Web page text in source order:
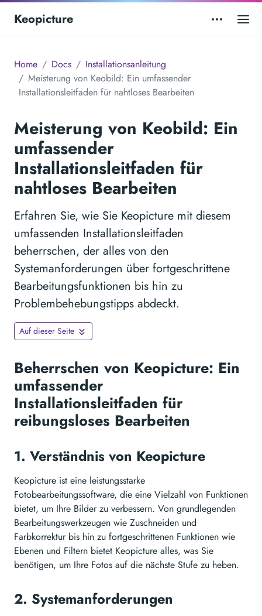
Keopicture
Home Docs
Installationsanleitung
Meisterung von Keobild: Ein umfassender
Installationsleitfaden für nahtloses Bearbeiten
Meisterung von Keobild: Ein
umfassender
Installationsleitfaden für
nahtloses Bearbeiten
Erfahren Sie, wie Sie Keopicture mit diesem
umfassenden Installationsleitfaden
beherrschen, der alles von den
Systemanforderungen über fortgeschrittene
Bearbeitungsfunktionen bis hin zu
Problembehebungstipps abdeckt.
Auf dieser Seite
Beherrschen von Keopicture: Ein
umfassender
Installationsleitfaden für
reibungsloses Bearbeiten
1. Verständnis von Keopicture
Keopicture ist eine leistungsstarke
Fotobearbeitungssoftware, die eine Vielzahl von Funktionen
bietet, um Ihre Bilder zu verbessern. Von grundlegenden
Bearbeitungswerkzeugen wie Zuschneiden und
Farbkorrektur bis hin zu fortgeschrittenen Funktionen wie
Ebenen und Filtern bietet Keopicture alles, was Sie
benötigen, um Ihre Fotos auf die nächste Stufe zu heben.
2. Systemanforderungen